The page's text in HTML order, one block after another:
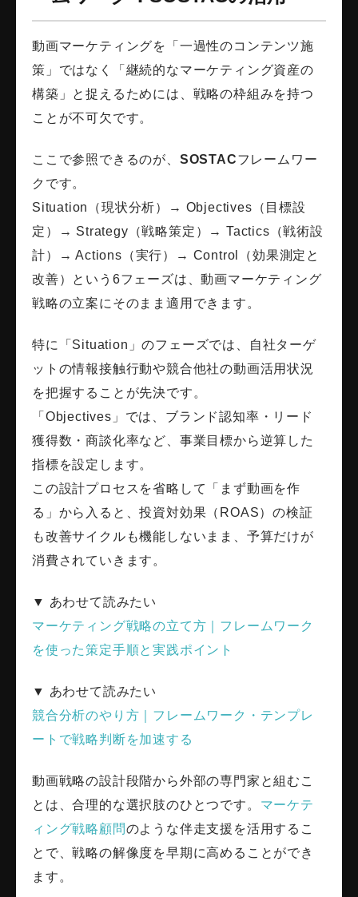
動画マーケティングを「一過性のコンテンツ施
策」ではなく「継続的なマーケティング資産の
構築」と捉えるためには、戦略の枠組みを持つ
ことが不可欠です。
ここで参照できるのが、 SOSTACフレームワー
クです。
Situation（現状分析）→ Objectives（目標設
定）→ Strategy（戦略策定）→ Tactics（戦術設
計）→ Actions（実行）→ Control（効果測定と
改善）という6フェーズは、動画マーケティング
戦略の立案にそのまま適用できます。
特に「Situation」のフェーズでは、自社ターゲ
ットの情報接触行動や競合他社の動画活用状況
を把握することが先決です。
「Objectives」では、ブランド認知率・リード
獲得数・商談化率など、事業目標から逆算した
指標を設定します。
この設計プロセスを省略して「まず動画を作
る」から入ると、投資対効果（ROAS）の検証
も改善サイクルも機能しないまま、予算だけが
消費されていきます。
▼ あわせて読みたい
マーケティング戦略の立て方｜フレームワーク
を使った策定手順と実践ポイント
▼ あわせて読みたい
競合分析のやり方｜フレームワーク・テンプレ
ートで戦略判断を加速する
動画戦略の設計段階から外部の専門家と組むこ
とは、合理的な選択肢のひとつです。 マーケテ
ィング戦略顧問のような伴走支援を活用するこ
とで、戦略の解像度を早期に高めることができ
ます。